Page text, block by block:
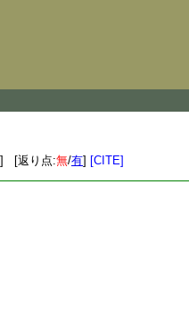
] [返り点:無/有] [CITE]